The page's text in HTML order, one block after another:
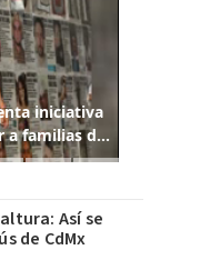
Así se
de CdMx